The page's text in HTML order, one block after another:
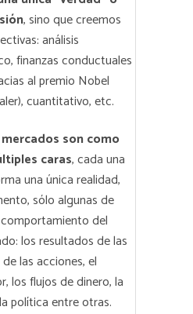
, sino que creemos
análisis
finanzas conductuales
al premio Nobel
cuantitativo, etc.
son como
caras, cada una
una única realidad,
sólo algunas de
del
los resultados de las
las acciones, el
los flujos de dinero, la
política entre otras.